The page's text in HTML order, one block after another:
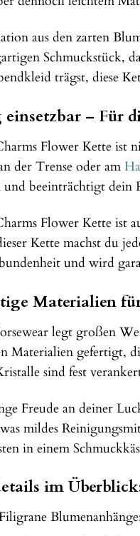
aus den zarten
Schmuckstück,
trägst, diese
– Für
Flower Kette ist
der Trense oder am
beeinträchtigt dein
Flower Kette ist
Kette machst du
und wird
Materialien
legt großen
Materialien gefertigt,
sind fest
Freude an deiner
mildes
in einem
im
Filigrane